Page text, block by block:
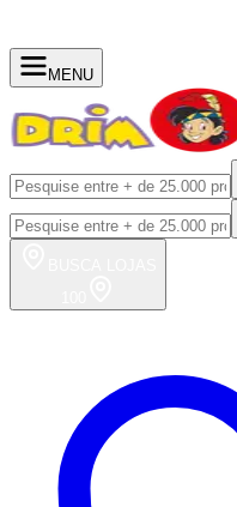
MENU